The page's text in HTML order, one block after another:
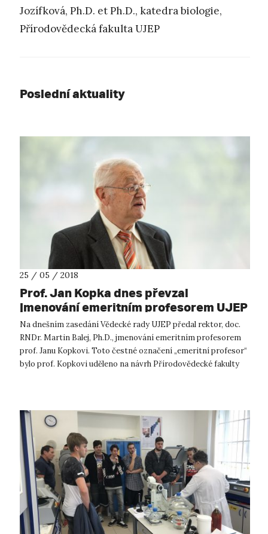
Jozífková, Ph.D. et Ph.D., katedra biologie,
Přírodovědecká fakulta UJEP
Poslední aktuality
25 / 05 / 2018
Prof. Jan Kopka dnes převzal
jmenování emeritním profesorem UJEP
Na dnešním zasedání Vědecké rady UJEP předal rektor, doc.
RNDr. Martin Balej, Ph.D., jmenování emeritním profesorem
prof. Janu Kopkovi. Toto čestné označení „emeritní profesor“
bylo prof. Kopkovi uděleno na návrh Přírodovědecké fakulty